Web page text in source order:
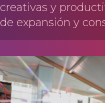
creativas y
de expansión y